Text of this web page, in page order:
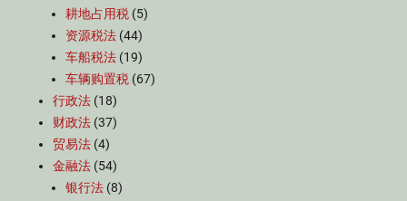
耕地占用税 (5)
资源税法 (44)
车船税法 (19)
车辆购置税 (67)
行政法 (18)
财政法 (37)
贸易法 (4)
金融法 (54)
银行法 (8)